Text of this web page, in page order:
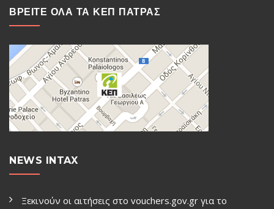
ΒΡΕΙΤΕ ΟΛΑ ΤΑ ΚΕΠ ΠΑΤΡΑΣ
NEWS INTAX
Ξεκινούν οι αιτήσεις στο vouchers.gov.gr για το